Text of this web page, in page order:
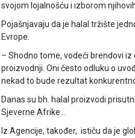
svojom lojalnošću i izborom
Pojašnjavaju da je halal tržište
Evrope.
– Shodno tome, vodeći brendovi
proizvodnji. Oni često odluku o
nekad to bude rezultat
Danas su bh. halal proizvodi
Sjeverne Afrike…
Iz Agencije, također, ističu da je